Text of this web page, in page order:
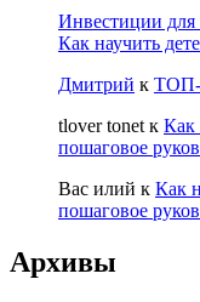
Инвестиции для
Как научить
Дмитрий к ТОП-
tlover tonet к Как
пошаговое
Вас илий к Как
пошаговое
Архивы